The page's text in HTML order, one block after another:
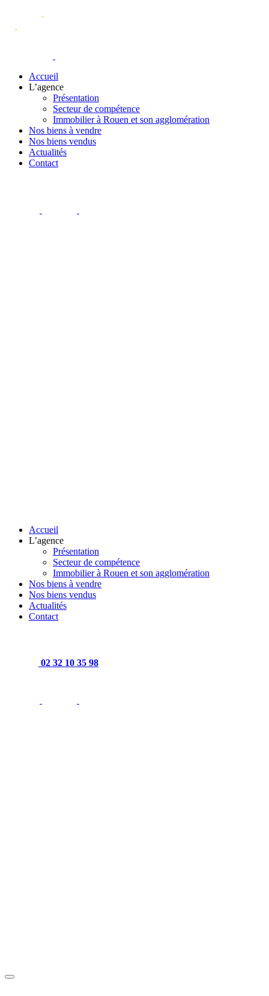
Accueil
L’agence
Présentation
Secteur de compétence
Immobilier à Rouen et son agglomération
Nos biens à vendre
Nos biens vendus
Actualités
Contact
Accueil
L’agence
Présentation
Secteur de compétence
Immobilier à Rouen et son agglomération
Nos biens à vendre
Nos biens vendus
Actualités
Contact
02 32 10 35 98